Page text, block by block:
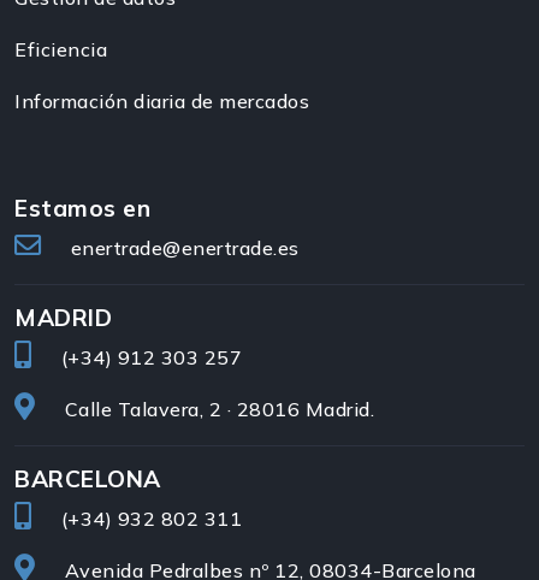
Eficiencia
Información diaria de mercados
Estamos en
enertrade@enertrade.es
MADRID
(+34) 912 303 257
Calle Talavera, 2 · 28016 Madrid.
BARCELONA
(+34) 932 802 311
Avenida Pedralbes nº 12, 08034-Barcelona